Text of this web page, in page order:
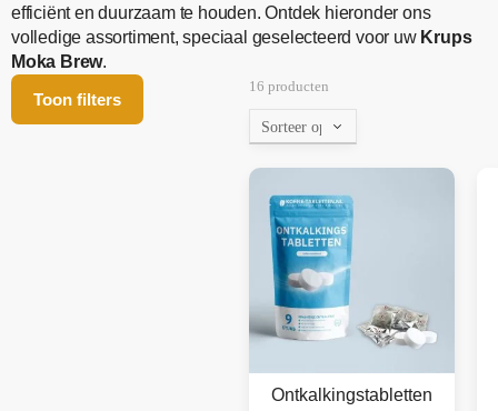
efficiënt en duurzaam te houden. Ontdek hieronder ons
volledige assortiment, speciaal geselecteerd voor uw Krups
Moka Brew.
Toon filters
16 producten
Ontkalkingstabletten